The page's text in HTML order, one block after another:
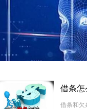
人脸采集好了、孩子的出生
借条
借条和欠